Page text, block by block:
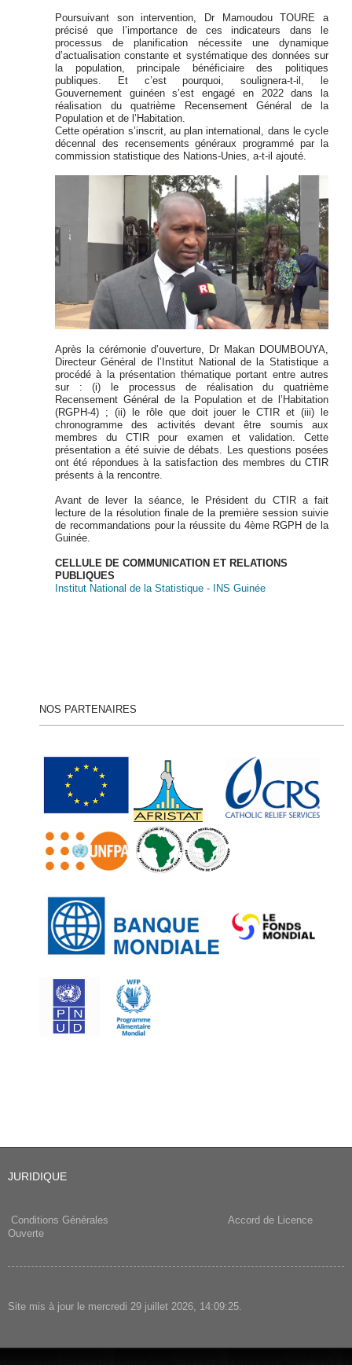
Poursuivant son intervention, Dr Mamoudou TOURE a
précisé que l’importance de ces indicateurs dans le
processus de planification nécessite une dynamique
d’actualisation constante et systématique des données sur
la population, principale bénéficiaire des politiques
publiques. Et c’est pourquoi, soulignera-t-il, le
Gouvernement guinéen s’est engagé en 2022 dans la
réalisation du quatrième Recensement Général de la
Population et de l’Habitation.
Cette opération s’inscrit, au plan international, dans le cycle
décennal des recensements généraux programmé par la
commission statistique des Nations-Unies, a-t-il ajouté.
Après la cérémonie d’ouverture, Dr Makan DOUMBOUYA,
Directeur Général de l’Institut National de la Statistique a
procédé à la présentation thématique portant entre autres
sur : (i) le processus de réalisation du quatrième
Recensement Général de la Population et de l’Habitation
(RGPH-4) ; (ii) le rôle que doit jouer le CTIR et (iii) le
chronogramme des activités devant être soumis aux
membres du CTIR pour examen et validation. Cette
présentation a été suivie de débats. Les questions posées
ont été répondues à la satisfaction des membres du CTIR
présents à la rencontre.
Avant de lever la séance, le Président du CTIR a fait
lecture de la résolution finale de la première session suivie
de recommandations pour la réussite du 4ème RGPH de la
Guinée.
CELLULE DE COMMUNICATION ET RELATIONS
PUBLIQUES
Institut National de la Statistique - INS Guinée
NOS PARTENAIRES
JURIDIQUE
Conditions Générales
Accord de Licence
Ouverte
Site mis à jour le mercredi 29 juillet 2026, 14:09:25.